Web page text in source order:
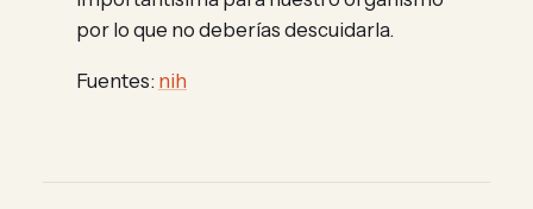
por lo que no deberías descuidarla.
Fuentes: nih